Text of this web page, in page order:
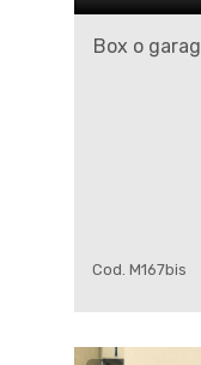
Box o
Cod. M167bis